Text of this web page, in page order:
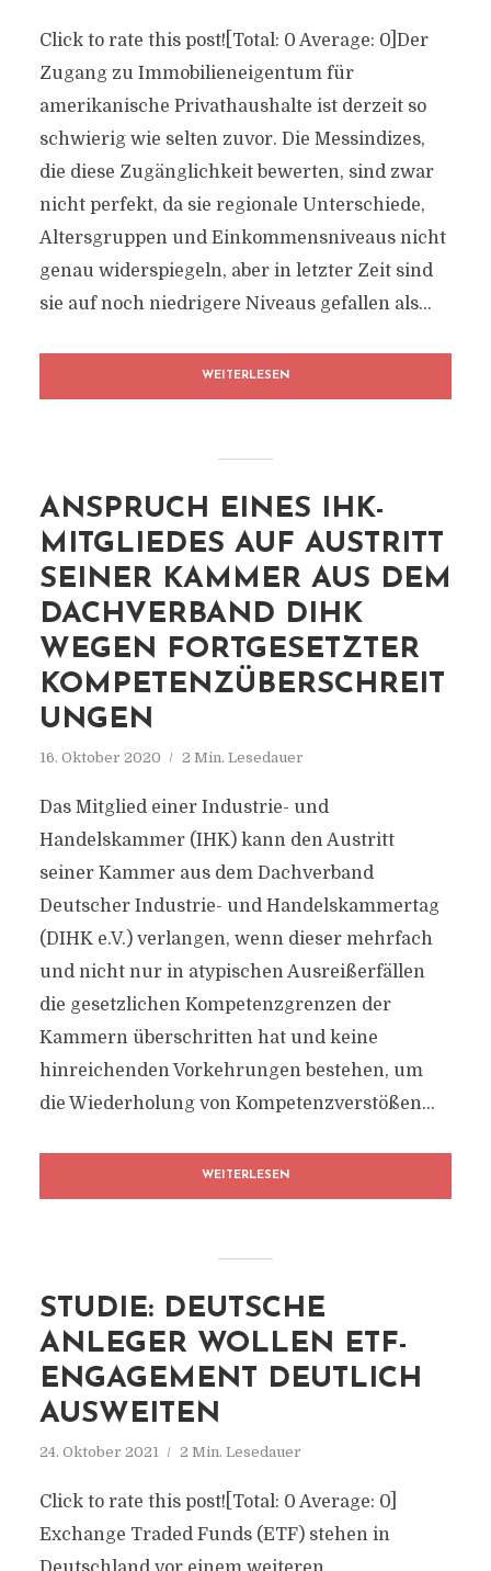
Click to rate this post![Total: 0 Average: 0]Der
Zugang zu Immobilieneigentum für
amerikanische Privathaushalte ist derzeit so
schwierig wie selten zuvor. Die Messindizes,
die diese Zugänglichkeit bewerten, sind zwar
nicht perfekt, da sie regionale Unterschiede,
Altersgruppen und Einkommensniveaus nicht
genau widerspiegeln, aber in letzter Zeit sind
sie auf noch niedrigere Niveaus gefallen als...
WEITERLESEN
ANSPRUCH EINES IHK-
MITGLIEDES AUF AUSTRITT
SEINER KAMMER AUS DEM
DACHVERBAND DIHK
WEGEN FORTGESETZTER
KOMPETENZÜBERSCHREIT
UNGEN
16. Oktober 2020 2 Min. Lesedauer
Das Mitglied einer Industrie- und
Handelskammer (IHK) kann den Austritt
seiner Kammer aus dem Dachverband
Deutscher Industrie- und Handelskammertag
(DIHK e.V.) verlangen, wenn dieser mehrfach
und nicht nur in atypischen Ausreißerfällen
die gesetzlichen Kompetenzgrenzen der
Kammern überschritten hat und keine
hinreichenden Vorkehrungen bestehen, um
die Wiederholung von Kompetenzverstößen...
WEITERLESEN
STUDIE: DEUTSCHE
ANLEGER WOLLEN ETF-
ENGAGEMENT DEUTLICH
AUSWEITEN
24. Oktober 2021 2 Min. Lesedauer
Click to rate this post![Total: 0 Average: 0]
Exchange Traded Funds (ETF) stehen in